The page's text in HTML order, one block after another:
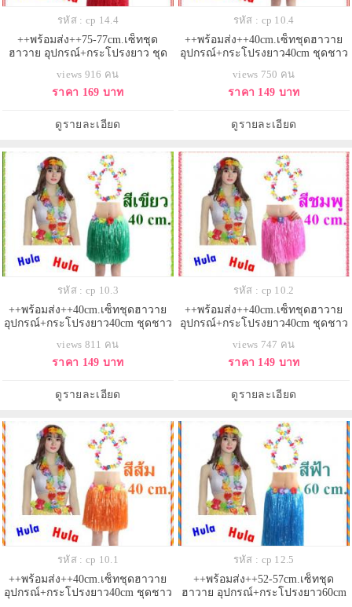
รหัส : cp 14.4
++พร้อมส่ง++75-77cm.เซ็ทชุด
ฮาวาย อุปกรณ์+กระโปรงยาว ชุด
ฮาวาย กระโปรงเชือกฟาง กระโปรง
เต้นฮาวาย
views 916 คน
ราคา 169 บาท
ดูรายละเอียด
รหัส : cp 10.4
++พร้อมส่ง++40cm.เซ็ทชุดฮาวาย
อุปกรณ์+กระโปรงยาว40cm ชุดชาว
กระโปรงเชือกฟาง กระโปรงเต้น
ฮาวาย
views 750 คน
ราคา 149 บาท
ดูรายละเอียด
รหัส : cp 10.3
++พร้อมส่ง++40cm.เซ็ทชุดฮาวาย
อุปกรณ์+กระโปรงยาว40cm ชุดชาว
กระโปรงเชือกฟาง กระโปรงเต้น
ฮาวาย
views 811 คน
ราคา 149 บาท
ดูรายละเอียด
รหัส : cp 10.2
++พร้อมส่ง++40cm.เซ็ทชุดฮาวาย
อุปกรณ์+กระโปรงยาว40cm ชุดชาว
กระโปรงเชือกฟาง กระโปรงเต้น
ฮาวาย
views 747 คน
ราคา 149 บาท
ดูรายละเอียด
รหัส : cp 10.1
++พร้อมส่ง++40cm.เซ็ทชุดฮาวาย
อุปกรณ์+กระโปรงยาว40cm ชุดชาว
รหัส : cp 12.5
++พร้อมส่ง++52-57cm.เซ็ทชุด
ฮาวาย อุปกรณ์+กระโปรงยาว60cm